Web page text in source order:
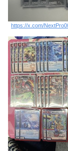
https://x.com/